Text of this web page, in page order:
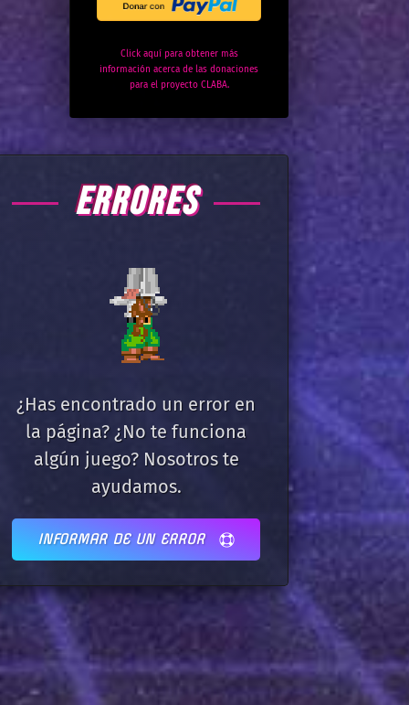
Click aquí para obtener más
información acerca de las donaciones
para el proyecto CLABA.
ERRORES
¿Has encontrado un error en
la página? ¿No te funciona
algún juego? Nosotros te
ayudamos.
INFORMAR DE UN ERROR